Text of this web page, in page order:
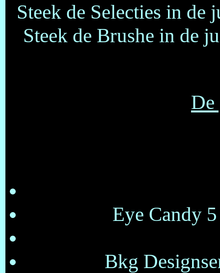
Steek de Selecties in de
Steek de Brushe in de
De
Eye Candy
Bkg